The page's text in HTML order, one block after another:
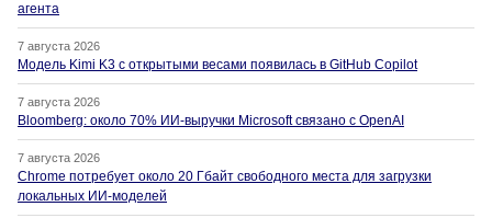
агента
7 августа 2026
Модель Kimi K3 с открытыми весами появилась в GitHub Copilot
7 августа 2026
Bloomberg: около 70% ИИ-выручки Microsoft связано с OpenAI
7 августа 2026
Chrome потребует около 20 Гбайт свободного места для загрузки
локальных ИИ-моделей